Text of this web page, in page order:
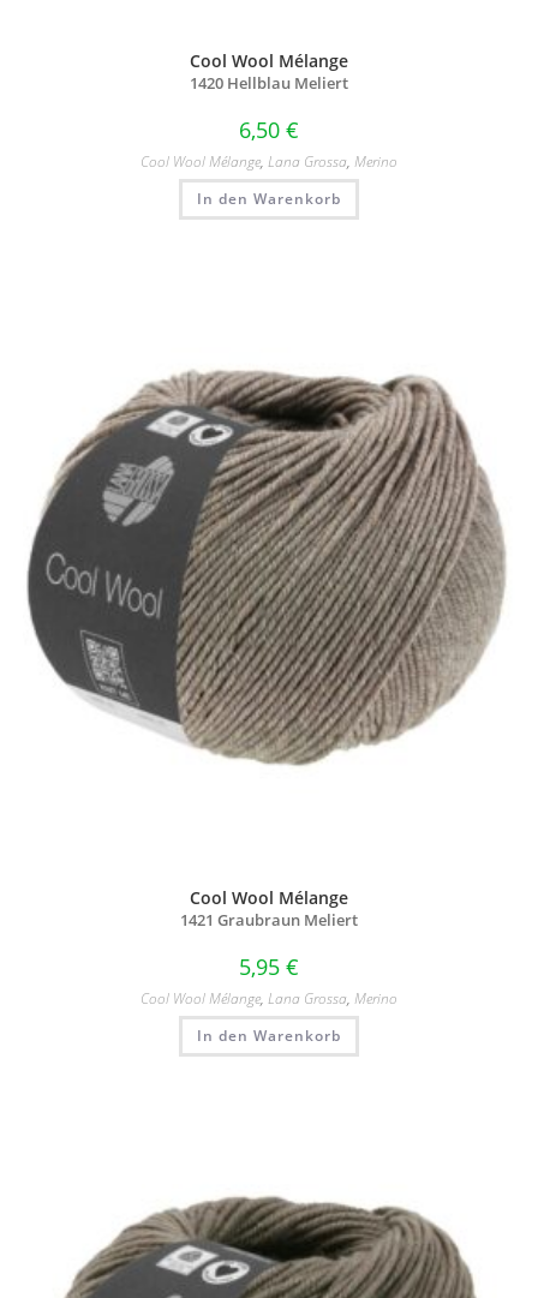
Cool Wool Mélange
1420 Hellblau Meliert
6,50 €
Cool Wool Mélange, Lana Grossa, Merino
In den Warenkorb
Cool Wool Mélange
1421 Graubraun Meliert
5,95 €
Cool Wool Mélange, Lana Grossa, Merino
In den Warenkorb